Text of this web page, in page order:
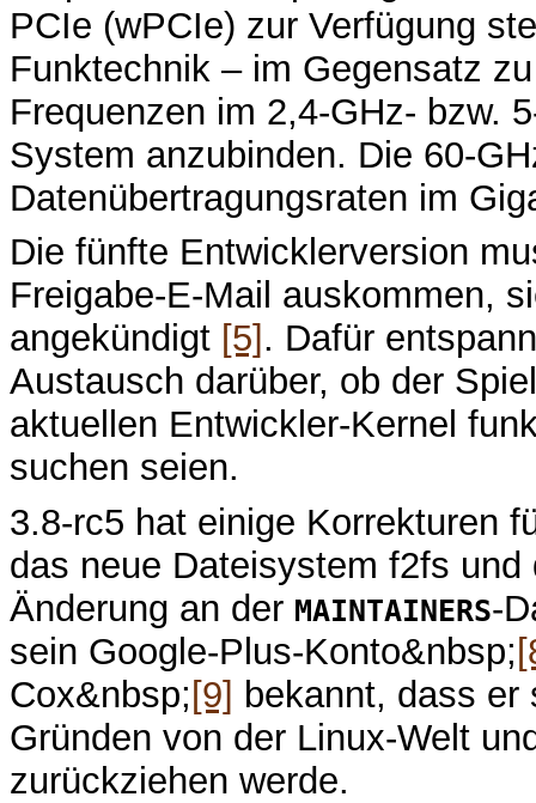
PCIe (wPCIe) zur Verfügung
Funktechnik – im Gegensatz
Frequenzen im 2,4-GHz- bzw.
System anzubinden. Die 60-
Datenübertragungsraten im
Die fünfte Entwicklerversion
Freigabe-E-Mail auskommen,
angekündigt [5] . Dafür
Austausch darüber, ob der
aktuellen Entwickler-Kernel
suchen seien.
3.8-rc5 hat einige Korrekturen
das neue Dateisystem f2fs
Änderung an der MAINTAINERS-
sein Google-Plus-Konto&nbsp;
Cox&nbsp;[9] bekannt, dass er
Gründen von der Linux-Welt
zurückziehen werde.